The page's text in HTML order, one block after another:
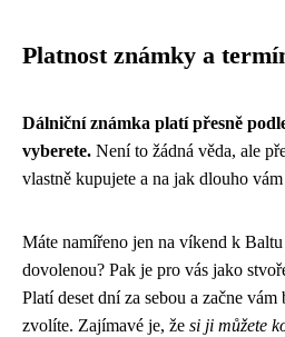
Platnost známky a
Dálniční známka platí přesně
vyberete. Není to žádná věda, ale
vlastně kupujete a na jak dlouho
Máte namířeno jen na víkend k
dovolenou? Pak je pro vás jako
Platí deset dní za sebou a začne vám
zvolíte. Zajímavé je, že si ji můžete